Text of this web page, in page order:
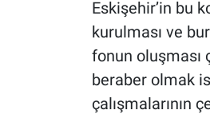
Eskişehir’in bu
kurulması ve
fonun oluşması
beraber olmak
çalışmalarının